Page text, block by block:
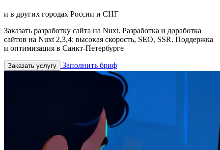
и в других городах России и СНГ
Заказать разработку сайта на Nuxt. Разработка и доработка
сайтов на Nuxt 2,3,4: высокая скорость, SEO, SSR. Поддержка
и оптимизация в Санкт-Петербурге
Заказать услугу Заполнить бриф